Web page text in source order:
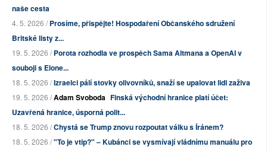
naše cesta
4. 5. 2026 /Prosíme, přispějte! Hospodaření Občanského sdružení
Britské listy z...
19. 5. 2026 /Porota rozhodla ve prospěch Sama Altmana a OpenAI v
souboji s Elone...
18. 5. 2026 /Izraelci pálí stovky olivovníků, snaží se upalovat lidi zaživa
19. 5. 2026 /Adam Svoboda Finská východní hranice platí účet:
Uzavřená hranice, úsporná polit...
18. 5. 2026 /Chystá se Trump znovu rozpoutat válku s Íránem?
18. 5. 2026 /"To je vtip?" – Kubánci se vysmívají vládnímu manuálu pro